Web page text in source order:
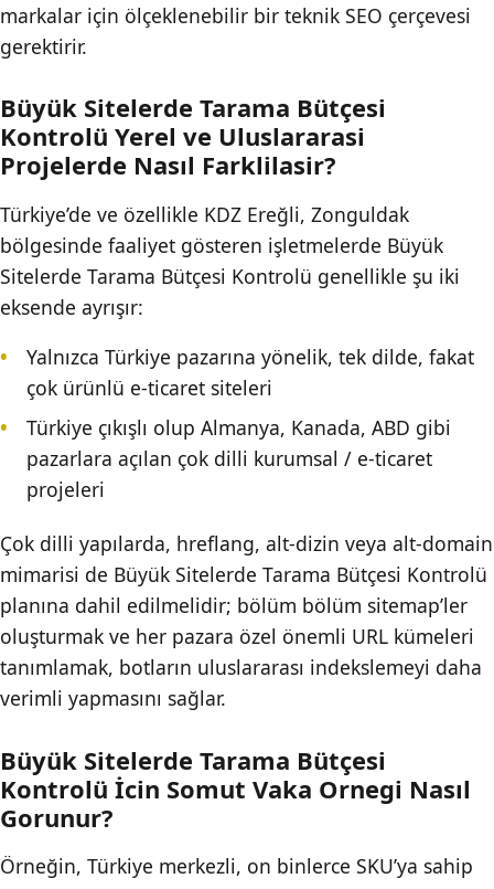
markalar için ölçeklenebilir bir teknik SEO çerçevesi
gerektirir.
Büyük Sitelerde Tarama Bütçesi
Kontrolü Yerel ve Uluslararasi
Projelerde Nasıl Farklilasir?
Türkiye’de ve özellikle KDZ Ereğli, Zonguldak
bölgesinde faaliyet gösteren işletmelerde Büyük
Sitelerde Tarama Bütçesi Kontrolü genellikle şu iki
eksende ayrışır:
Yalnızca Türkiye pazarına yönelik, tek dilde, fakat
çok ürünlü e-ticaret siteleri
Türkiye çıkışlı olup Almanya, Kanada, ABD gibi
pazarlara açılan çok dilli kurumsal / e-ticaret
projeleri
Çok dilli yapılarda, hreflang, alt-dizin veya alt-domain
mimarisi de Büyük Sitelerde Tarama Bütçesi Kontrolü
planına dahil edilmelidir; bölüm bölüm sitemap’ler
oluşturmak ve her pazara özel önemli URL kümeleri
tanımlamak, botların uluslararası indekslemeyi daha
verimli yapmasını sağlar.
Büyük Sitelerde Tarama Bütçesi
Kontrolü İcin Somut Vaka Ornegi Nasıl
Gorunur?
Örneğin, Türkiye merkezli, on binlerce SKU’ya sahip